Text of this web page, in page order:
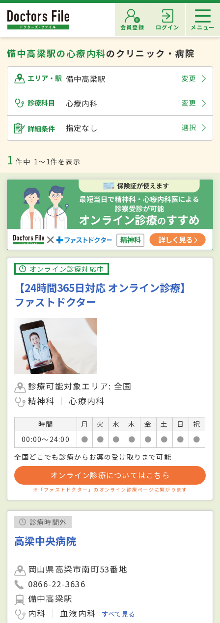
会員登録 ログイン メニュー
備中高梁駅の心療内科のクリニック・病院
エリア・駅 備中高梁駅 変更
診療科目 心療内科 変更
詳細条件 指定なし 選択
1 件中 1〜1件を表示
オンライン診療対応中
【24時間365日対応 オンライン診療】
ファストドクター
診療可能対象エリア: 全国
精神科
心療内科
時間 月 火 水 木 金 土 日
祝
00:00〜24:00
● ● ● ● ● ● ●
●
全国どこでも診療からお薬の受け取りまで可能
オンライン診療についてはこちら
※「ファストドクター」のオンライン診療ページに繋がります
診療時間外
高梁中央病院
岡山県高梁市南町53番地
0866-22-3636
備中高梁駅
内科
血液内科 すべて見る